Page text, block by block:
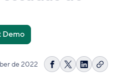
Demo
de 2022
Compartilhar
Share
Copiar